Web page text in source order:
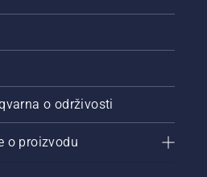
o održivosti
o proizvodu